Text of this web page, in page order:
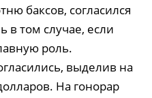
баксов, согласился
том случае, если
роль.
выделив на
На гонорар